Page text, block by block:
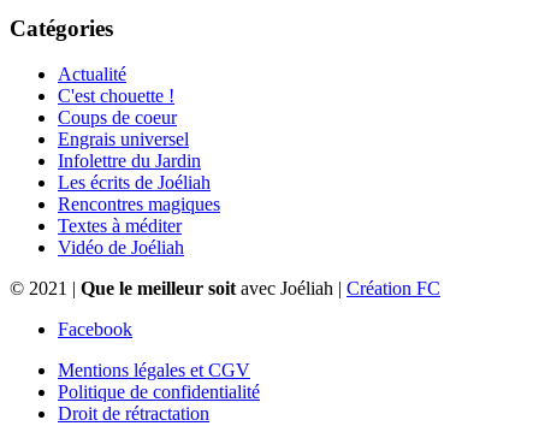
Catégories
Actualité
C'est chouette !
Coups de coeur
Engrais universel
Infolettre du Jardin
Les écrits de Joéliah
Rencontres magiques
Textes à méditer
Vidéo de Joéliah
© 2021 | Que le meilleur soit avec Joéliah | Création FC
Facebook
Mentions légales et CGV
Politique de confidentialité
Droit de rétractation